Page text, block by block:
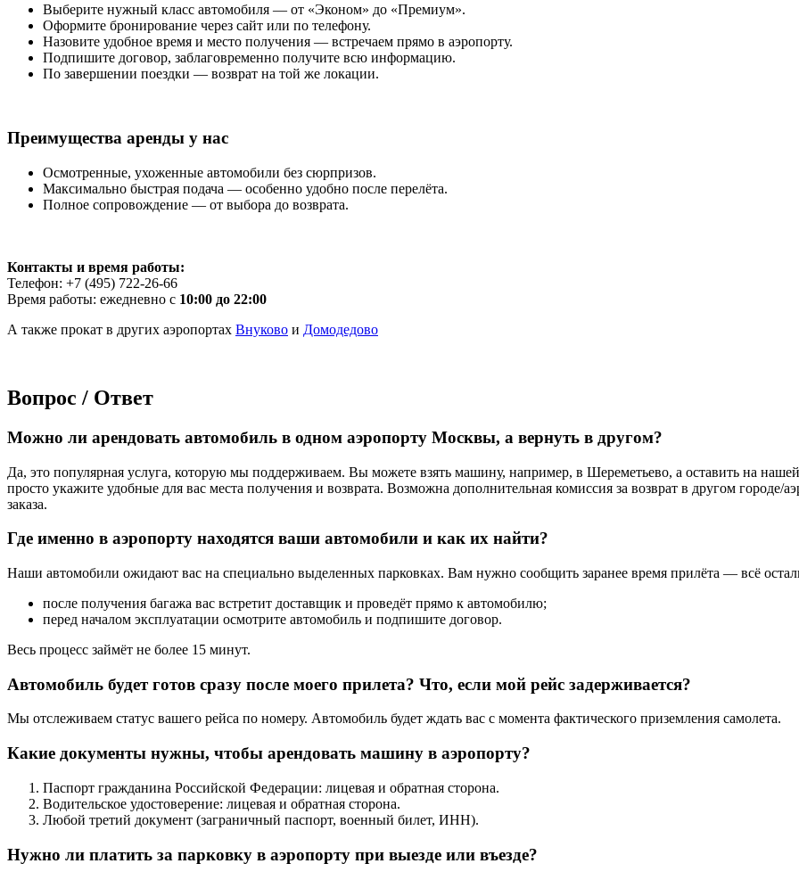
Выберите нужный класс автомобиля — от «Эконом» до «Премиум».
Оформите бронирование через сайт или по телефону.
Назовите удобное время и место получения — встречаем прямо в аэропорту.
Подпишите договор, заблаговременно получите всю информацию.
По завершении поездки — возврат на той же локации.
Преимущества аренды у нас
Осмотренные, ухоженные автомобили без сюрпризов.
Максимально быстрая подача — особенно удобно после перелёта.
Полное сопровождение — от выбора до возврата.
Контакты и время работы:
Телефон: +7 (495) 722-26-66
Время работы: ежедневно с 10:00 до 22:00
А также прокат в других аэропортах Внуково и Домодедово
Вопрос / Ответ
Можно ли арендовать автомобиль в одном аэропорту Москвы, а вернуть в другом?
Да, это популярная услуга, которую мы поддерживаем. Вы можете взять машину, например, в Шереметьево, а оставить на
просто укажите удобные для вас места получения и возврата. Возможна дополнительная комиссия за возврат в другом
заказа.
Где именно в аэропорту находятся ваши автомобили и как их найти?
Наши автомобили ожидают вас на специально выделенных парковках. Вам нужно сообщить заранее время прилёта — всё
после получения багажа вас встретит доставщик и проведёт прямо к автомобилю;
перед началом эксплуатации осмотрите автомобиль и подпишите договор.
Весь процесс займёт не более 15 минут.
Автомобиль будет готов сразу после моего прилета? Что, если мой рейс задерживается?
Мы отслеживаем статус вашего рейса по номеру. Автомобиль будет ждать вас с момента фактического приземления самолета.
Какие документы нужны, чтобы арендовать машину в аэропорту?
Паспорт гражданина Российской Федерации: лицевая и обратная сторона.
Водительское удостоверение: лицевая и обратная сторона.
Любой третий документ (заграничный паспорт, военный билет, ИНН).
Нужно ли платить за парковку в аэропорту при выезде или въезде?